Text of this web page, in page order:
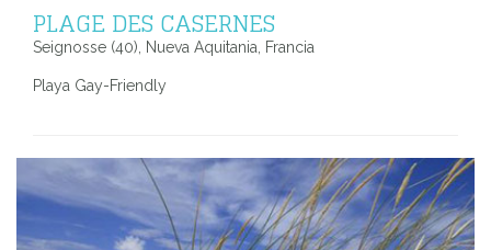
PLAGE DES CASERNES
Seignosse (40), Nueva Aquitania, Francia
Playa Gay-Friendly